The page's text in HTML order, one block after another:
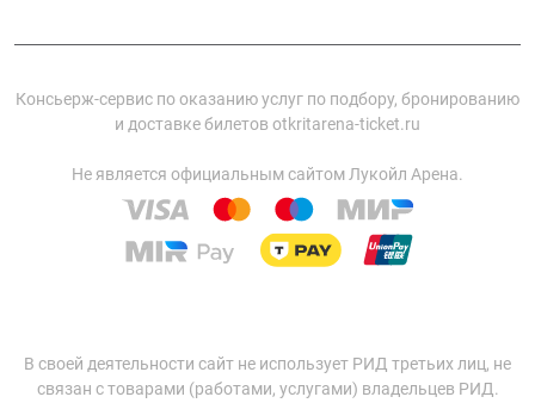
Консьерж-сервис по оказанию услуг по подбору, бронированию
и доставке билетов otkritarena-ticket.ru
Не является официальным сайтом Лукойл Арена.
В своей деятельности сайт не использует РИД третьих лиц, не
связан с товарами (работами, услугами) владельцев РИД.